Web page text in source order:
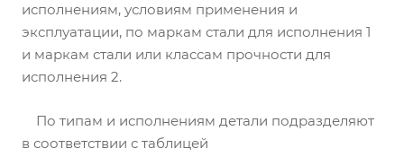
исполнениям, условиям применения и
эксплуатации, по маркам стали для исполнения 1
и маркам стали или классам прочности для
исполнения 2.
По типам и исполнениям детали подразделяют
в соответствии с таблицей